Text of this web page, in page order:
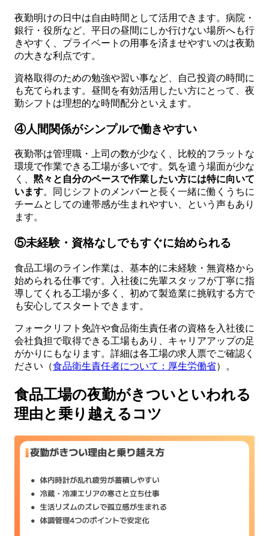
夜勤明けの日中は自由時間として活用できます。病院・
銀行・役所など、平日の昼間にしか行けない場所へも行
きやすく、プライベートの用事を済ませやすいのは夜勤
の大きな利点です。
資格取得のための勉強や習い事など、自己投資の時間に
も充てられます。昼間を有効活用したい方にとって、夜
勤シフトは理想的な時間配分といえます。
④人間関係がシンプルで働きやすい
夜勤帯は管理職・上司の数が少なく、比較的フラットな
環境で作業できる工場が多いです。気を遣う場面が少な
く、 黙々と自分のペースで作業したい方には特に向いて
います。同じシフトのメンバーと長く一緒に働くうちに
チームとしての連帯感が生まれやすい、という声もあり
ます。
⑤未経験・資格なしでもすぐに始められる
食品工場のライン作業は、基本的に未経験・無資格から
始められる仕事です。入社後に先輩スタッフが丁寧に指
導してくれる工場が多く、初めて製造業に挑戦する方で
も安心してスタートできます。
フォークリフト免許や食品衛生責任者の資格を入社後に
会社負担で取得できる工場もあり、キャリアアップの足
がかりにもなります。詳細は各工場の求人票でご確認く
ださい（食品衛生責任者について：厚生労働省）。
食品工場の夜勤がきついといわれる
理由と乗り越えるコツ